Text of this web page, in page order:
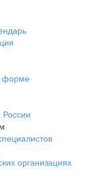
форме
России
организациях